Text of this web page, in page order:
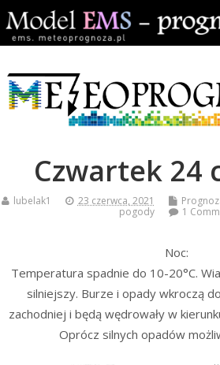
Czwartek 24
lubelak1 23 czerwca, 2021
pogody
1
Noc:
Temperatura spadnie do 10-20°C.
silniejszy. Burze i opady wkroczą
zachodniej i będą wędrowały w
Oprócz silnych opadów